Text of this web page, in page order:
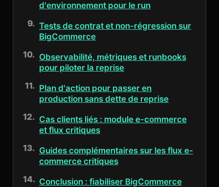
d'environnement pour le run
Tests de contrat et non-régression sur
BigCommerce
Observabilité, métriques et runbooks
pour piloter la reprise
Plan d'action pour passer en
production sans dette de reprise
Cas clients liés : module e-commerce
et flux critiques
Guides complémentaires sur les flux e-
commerce critiques
Conclusion : fiabiliser BigCommerce